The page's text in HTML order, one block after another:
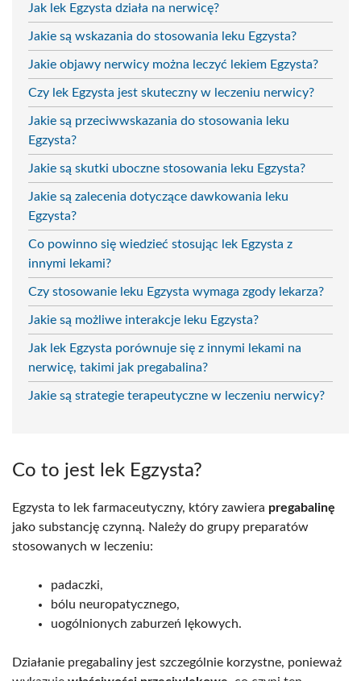
Jak lek Egzysta działa na nerwicę?
Jakie są wskazania do stosowania leku Egzysta?
Jakie objawy nerwicy można leczyć lekiem Egzysta?
Czy lek Egzysta jest skuteczny w leczeniu nerwicy?
Jakie są przeciwwskazania do stosowania leku
Egzysta?
Jakie są skutki uboczne stosowania leku Egzysta?
Jakie są zalecenia dotyczące dawkowania leku
Egzysta?
Co powinno się wiedzieć stosując lek Egzysta z
innymi lekami?
Czy stosowanie leku Egzysta wymaga zgody lekarza?
Jakie są możliwe interakcje leku Egzysta?
Jak lek Egzysta porównuje się z innymi lekami na
nerwicę, takimi jak pregabalina?
Jakie są strategie terapeutyczne w leczeniu nerwicy?
Co to jest lek Egzysta?
Egzysta to lek farmaceutyczny, który zawiera pregabalinę
jako substancję czynną. Należy do grupy preparatów
stosowanych w leczeniu:
padaczki,
bólu neuropatycznego,
uogólnionych zaburzeń lękowych.
Działanie pregabaliny jest szczególnie korzystne, ponieważ